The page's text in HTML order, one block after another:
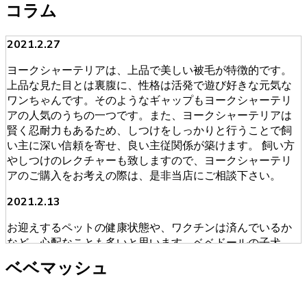
コラム
2021.2.27
ヨークシャーテリアは、上品で美しい被毛が特徴的です。
上品な見た目とは裏腹に、性格は活発で遊び好きな元気な
ワンちゃんです。そのようなギャップもヨークシャーテリ
アの人気のうちの一つです。また、ヨークシャーテリアは
賢く忍耐力もあるため、しつけをしっかりと行うことで飼
い主に深い信頼を寄せ、良い主従関係が築けます。 飼い方
やしつけのレクチャーも致しますので、ヨークシャーテリ
アのご購入をお考えの際は、是非当店にご相談下さい。
2021.2.13
お迎えするペットの健康状態や、ワクチンは済んでいるか
など、心配なことも多いと思います。ベベドールの子犬
は、獣医師による健康診断を必ず受けております。ブリー
ダーが販売・購入に当たって安心できる育成を慎重に行っ
ベベマッシュ